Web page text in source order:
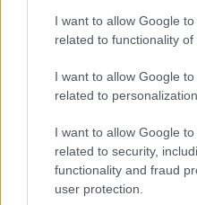
I want to allow Google
related to functionality of
I want to allow Google
related to personalization.
I want to allow Google
related to security,
functionality and fraud
user protection.